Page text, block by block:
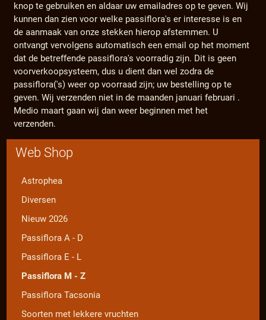
knop te gebruiken en aldaar uw emailadres op te geven. Wij
kunnen dan zien voor welke passiflora's er interesse is en
de aanmaak van onze stekken hierop afstemmen. U
ontvangt vervolgens automatisch een email op het moment
dat de betreffende passiflora's voorradig zijn. Dit is geen
voorverkoopsysteem, dus u dient dan wel zodra de
passiflora('s) weer op voorraad zijn; uw bestelling op te
geven. Wij verzenden niet in de maanden januari februari .
Medio maart gaan wij dan weer beginnen met het
verzenden.
Web Shop
Astrophea
Diversen
Nieuw 2026
Passiflora A - D
Passiflora E - L
Passiflora M - Z
Passiflora Tacsonia
Soorten met lekkere vruchten